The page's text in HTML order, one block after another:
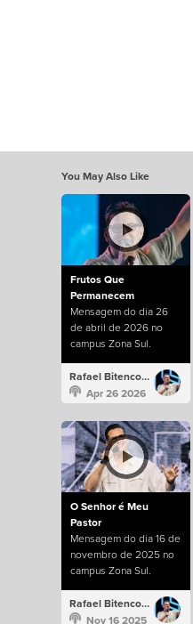
You May Also Like
Frutos Que
Permanecem
Mensagem do dia 26
de abril de 2026 no
campus Zona Sul.
Rafael Bitencourt
Apr 26 2026
O Senhor é Meu
Pastor
Mensagem do dia 16 de
novembro de 2025 no
campus Zona Sul.
Rafael Bitencourt
Nov 16 2025